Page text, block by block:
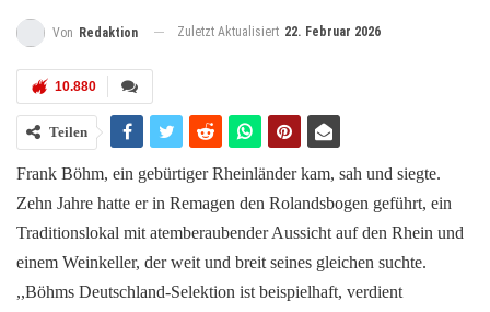
Von Redaktion Zuletzt Aktualisiert 22. Februar 2026
10.880
Teilen
Frank Böhm, ein gebürtiger Rheinländer kam, sah und siegte.
Zehn Jahre hatte er in Remagen den Rolandsbogen geführt, ein
Traditionslokal mit atemberaubender Aussicht auf den Rhein und
einem Weinkeller, der weit und breit seines gleichen suchte.
,,Böhms Deutschland-Selektion ist beispielhaft, verdient